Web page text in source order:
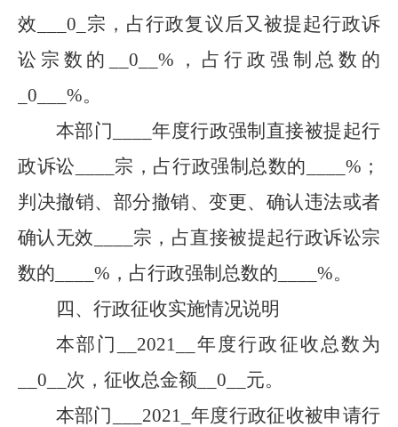
效 ___0 宗，占行政复议后又被提起行政诉
讼宗数的
__0 __%，占行政强制总数的
0
%。
本部门
年度行政强制直接被提起行
政诉讼
宗，占行政强制总数的 ____%；
判决撤销、部分撤销、变更、确认违法或者
确认无效
宗，占直接被提起行政诉讼宗
数的
%，占行政强制总数的
%。
四、行政征收实施情况说明
本部门
2021
年度行政征收总数为
0 次，征收总金额 0
元。
本部门
2021 年度行政征收被申请行